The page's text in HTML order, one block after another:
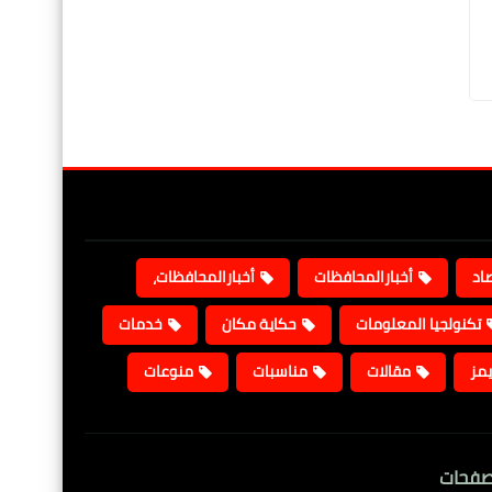
أخبارالمحافظات
أخبارالمحافظات،
تكنولجيا المعلومات
حكاية مكان
خدمات
مقالات مناسبات منوعات